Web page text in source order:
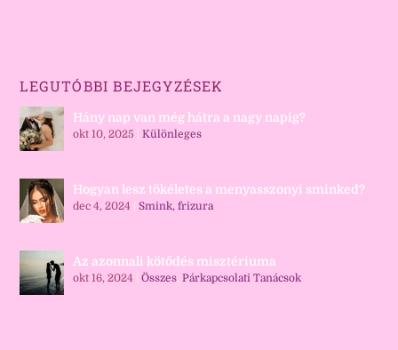
LEGUTÓBBI BEJEGYZÉSEK
Hány nap van még hátra a nagy napig?
okt 10, 2025 |Különleges
Hogyan lesz tökéletes a menyasszonyi sminked?
dec 4, 2024 |Smink, frizura
Az azonnali kötődés misztériuma
okt 16, 2024 |Összes,Párkapcsolati Tanácsok